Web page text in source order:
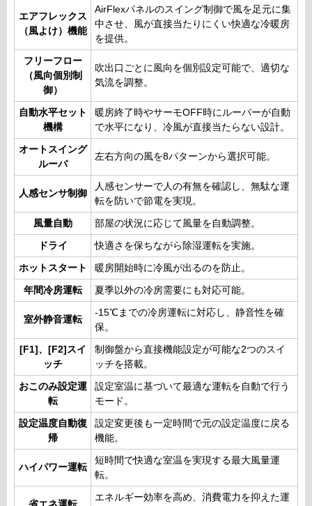
エアフレックス
（風よけ）機能
AirFlexパネルのスイング制御で風を足元に集
中させ、風が直接当たりにくい快適な冷暖房
を提供。
フリーフロー
（風向個別制
御）
吹出口ごとに風向を個別設定可能で、適切な
気流を調整。
自動水平セット
機構
暖房終了時やサーモOFF時にルーバーが自動
で水平になり、冷風が直接当たらない設計。
オートスイング
ルーバ
左右方向の風を8パターンから選択可能。
人感センサ制御
人感センサーで人の有無を確認し、無駄な運
転を防いで節電を実現。
風量自動 部屋の状況に応じて風量を自動調整。
ドライ 快適さを保ちながら除湿運転を実施。
ホットスタート 暖房開始時に冷風が出るのを防止。
年間冷房運転 夏季以外の冷房需要にも対応可能。
室外静音運転
-15℃までの冷房運転に対応し、静音性を確
保。
[F1]、[F2]スイ
ッチ
制御盤から直接機能設定が可能な2つのスイ
ッチを搭載。
おこのみ設定運
転
設定室温に基づいて最適な運転を自動で行う
モード。
設定温度自動復
帰
設定変更後も一定時間で元の設定温度に戻る
機能。
ハイパワー運転
短時間で快適な室温を実現する最大風量運
転。
省エネ運転
エネルギー効率を高め、消費電力を抑えた運